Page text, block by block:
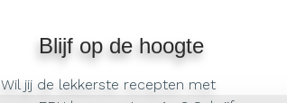
Blijf op de hoogte
Wil jij de lekkerste recepten met